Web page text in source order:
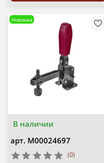
В наличии
Новинка
арт. М00024697
(0)